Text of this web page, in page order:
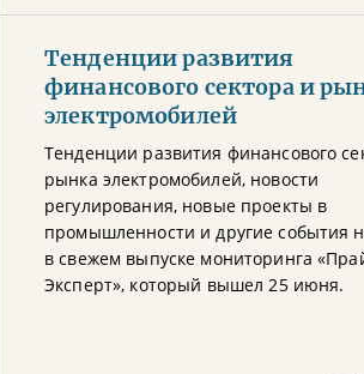
Тенденции развития
финансового сектора и
электромобилей
Тенденции развития финансового
рынка электромобилей, новости
регулирования, новые проекты в
промышленности и другие события
в свежем выпуске мониторинга
Эксперт», который вышел 25 июня.